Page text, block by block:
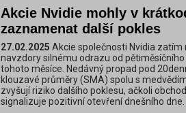
Akcie Nvidie mohly v
zaznamenat další pokles
27.02.2025 Akcie společnosti Nvidia
navzdory silnému odrazu od
tohoto měsíce. Nedávný propad pod
klouzavé průměry (SMA) spolu s
zvyšují riziko dalšího poklesu, ačkoli
signalizuje pozitivní otevření dnešního dne.